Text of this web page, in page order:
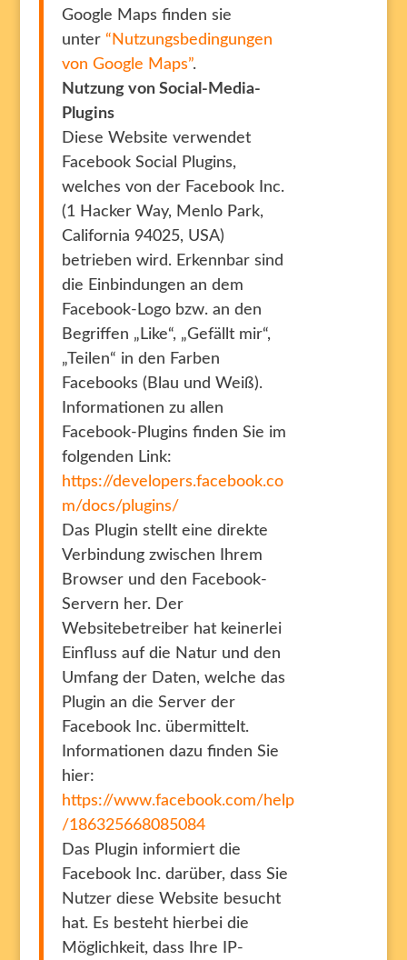
Google Maps finden sie
unter “Nutzungsbedingungen
von Google Maps”.
Nutzung von Social-Media-
Plugins
Diese Website verwendet
Facebook Social Plugins,
welches von der Facebook Inc.
(1 Hacker Way, Menlo Park,
California 94025, USA)
betrieben wird. Erkennbar sind
die Einbindungen an dem
Facebook-Logo bzw. an den
Begriffen „Like“, „Gefällt mir“,
„Teilen“ in den Farben
Facebooks (Blau und Weiß).
Informationen zu allen
Facebook-Plugins finden Sie im
folgenden Link:
https://developers.facebook.co
m/docs/plugins/
Das Plugin stellt eine direkte
Verbindung zwischen Ihrem
Browser und den Facebook-
Servern her. Der
Websitebetreiber hat keinerlei
Einfluss auf die Natur und den
Umfang der Daten, welche das
Plugin an die Server der
Facebook Inc. übermittelt.
Informationen dazu finden Sie
hier:
https://www.facebook.com/help
/186325668085084
Das Plugin informiert die
Facebook Inc. darüber, dass Sie
Nutzer diese Website besucht
hat. Es besteht hierbei die
Möglichkeit, dass Ihre IP-